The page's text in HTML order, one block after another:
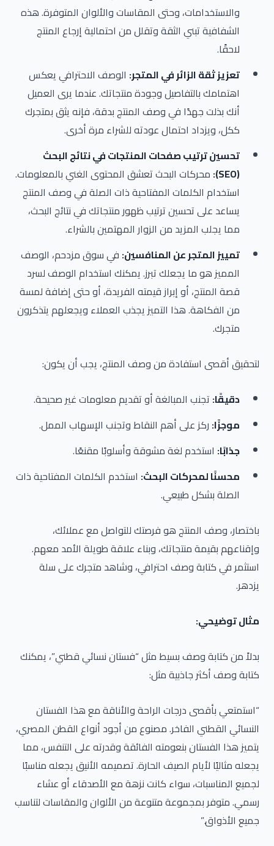
والاستخدامات، وحتى المقاسات والألوان المتوفرة. هذه
الشفافية تبني الثقة وتقلل من احتمالية إرجاع المنتج
لاحقًا.
تعزيز ثقة الزائر في المتجر: الوصف الاحترافي يعكس
اهتمامك بالتفاصيل وجودة منتجاتك. عندما يرى العميل
أنك بذلت جهدًا في وصف المنتج بدقة، فإنه يثق بمتجرك
ككل، ويزداد احتمال عودته للشراء مرة أخرى.
تحسين ترتيب صفحات المنتجات في نتائج البحث
(SEO):
محركات البحث تعشق المحتوى الغني بالمعلومات.
استخدام الكلمات المفتاحية ذات الصلة في وصف المنتج
يساعد على تحسين ترتيب ظهور منتجاتك في نتائج البحث،
مما يجلب المزيد من الزوار المهتمين بالشراء.
تمييز المتجر عن المنافسين: في سوق مزدحم، الوصف
المميز هو ما يجعلك تبرز. يمكنك استخدام الوصف لسرد
قصة المنتج، أو إبراز قيمته الفريدة، أو حتى إضافة لمسة
من الفكاهة. هذا التميز يجذب العملاء ويجعلهم يتذكرون
متجرك.
لتحقيق أقصى استفادة من وصف المنتج، يجب أن يكون:
دقيقًا: تجنب المبالغة أو تقديم معلومات غير صحيحة.
موجزًا: ركز على أهم النقاط وتجنب الإسهاب الممل.
جذابًا: استخدم لغة مشوقة وأسلوبًا مقنعًا.
محسنًا لمحركات البحث: استخدم الكلمات المفتاحية ذات
الصلة بشكل طبيعي.
باختصار، وصف المنتج هو فرصتك للتواصل مع عملائك،
وإقناعهم بقيمة منتجاتك، وبناء علاقة طويلة الأمد معهم.
استثمر في كتابة وصف احترافي، وشاهد متجرك على سلة
يزدهر.
مثال توضيحي:
بدلاً من كتابة وصف بسيط مثل “فستان نسائي قطني”، يمكنك
كتابة وصف أكثر جاذبية مثل:
“استمتعي بأقصى درجات الراحة والأناقة مع هذا الفستان
النسائي القطني الفاخر. مصنوع من أجود أنواع القطن المصري،
يتميز هذا الفستان بنعومته الفائقة وقدرته على التنفس، مما
يجعله مثاليًا لأيام الصيف الحارة. تصميمه الأنيق يجعله مناسبًا
لجميع المناسبات، سواء كانت نزهة مع الأصدقاء أو عشاء
رسمي. متوفر بمجموعة متنوعة من الألوان والمقاسات لتناسب
جميع الأذواق.”